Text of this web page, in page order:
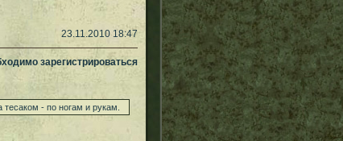
23.11.2010 18:47
зарегистрироваться
- по ногам и рукам.